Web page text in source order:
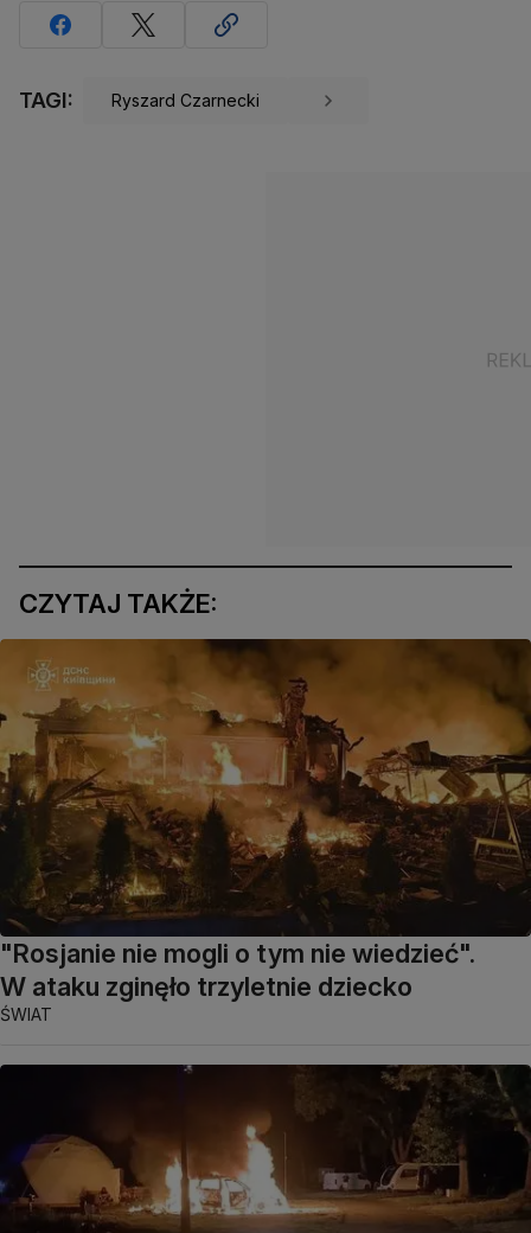
TAGI: Ryszard Czarnecki
CZYTAJ TAKŻE:
"Rosjanie nie mogli o tym nie wiedzieć".
W ataku zginęło trzyletnie dziecko
ŚWIAT